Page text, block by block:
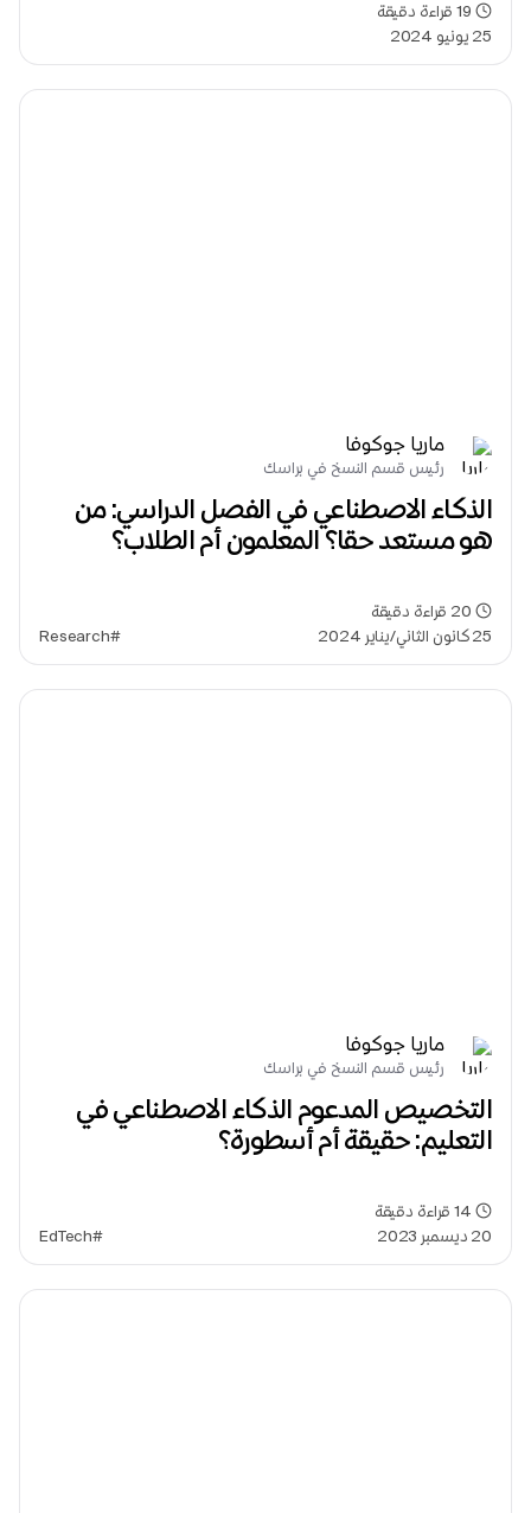
25 يونيو 2024
19 قراءة دقيقة
ماريا جوكوفا
رئيس قسم النسخ في براسك
الذكاء الاصطناعي في الفصل الدراسي: من
هو مستعد حقا؟ المعلمون أم الطلاب؟
25 كانون الثاني/يناير 2024
20 قراءة دقيقة
#Research
ماريا جوكوفا
رئيس قسم النسخ في براسك
التخصيص المدعوم الذكاء الاصطناعي في
التعليم: حقيقة أم أسطورة؟
20 ديسمبر 2023
14 قراءة دقيقة
#EdTech